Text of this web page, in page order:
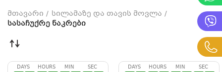
მთავარი
სილამაზე და თავის მოვლა
სასაჩუქრე ნაკრები
DAYS HOURS MIN SEC DAYS HOURS MIN SEC